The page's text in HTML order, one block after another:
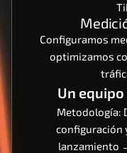
Configuramos
optimizamos
Un
Metodología:
configuración
lanzamiento